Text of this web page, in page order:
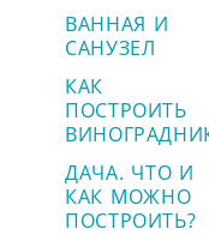
ВАННАЯ И
САНУЗЕЛ
КАК
ПОСТРОИТЬ
ДАЧА. ЧТО И
КАК МОЖНО
ПОСТРОИТЬ?